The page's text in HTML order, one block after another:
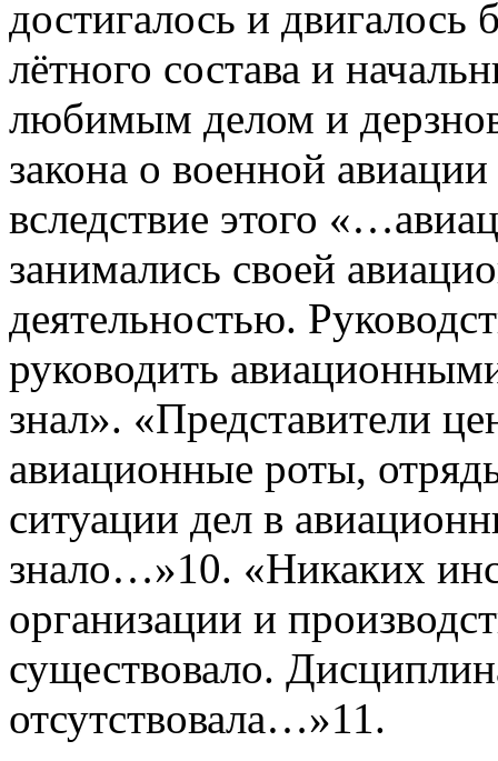
достигалось и двигалось
лётного состава и
любимым делом и
закона о военной
вследствие этого
занимались своей
деятельностью.
руководить
знал». «Представители
авиационные роты,
ситуации дел в
знало…»10. «Никаких
организации и
существовало.
отсутствовала…»11.